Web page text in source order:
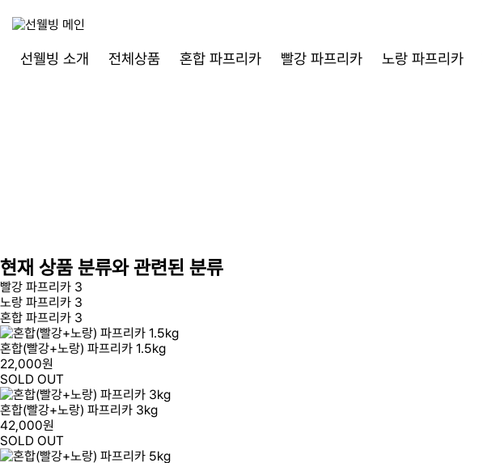
선웰빙 소개 전체상품 혼합 파프리카 빨강 파프리카 노랑 파프리카
현재 상품 분류와 관련된 분류
빨강 파프리카 3
노랑 파프리카 3
혼합 파프리카 3
혼합(빨강+노랑) 파프리카 1.5kg
22,000원
SOLD OUT
혼합(빨강+노랑) 파프리카 3kg
42,000원
SOLD OUT